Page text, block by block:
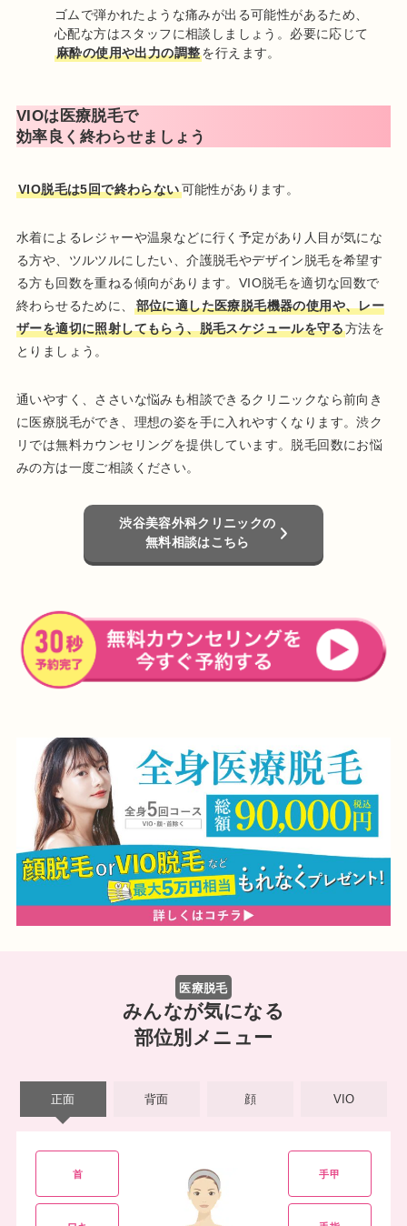
ゴムで弾かれたような痛みが出る可能性があるため、
心配な方はスタッフに相談しましょう。必要に応じて
麻酔の使用や出力の調整を行えます。
VIOは医療脱毛で
効率良く終わらせましょう
VIO脱毛は5回で終わらない可能性があります。
水着によるレジャーや温泉などに行く予定があり人目が気にな
る方や、ツルツルにしたい、介護脱毛やデザイン脱毛を希望す
る方も回数を重ねる傾向があります。VIO脱毛を適切な回数で
終わらせるために、
部位に適した医療脱毛機器の使用や、レー
ザーを適切に照射してもらう、脱毛スケジュールを守る方法を
とりましょう。
通いやすく、ささいな悩みも相談できるクリニックなら前向き
に医療脱毛ができ、理想の姿を手に入れやすくなります。渋ク
リでは無料カウンセリングを提供しています。脱毛回数にお悩
みの方は一度ご相談ください。
渋谷美容外科クリニックの
無料相談はこちら
医療脱毛
みんなが気になる
部位別メニュー
正面 背面 顔 VIO
首 手甲